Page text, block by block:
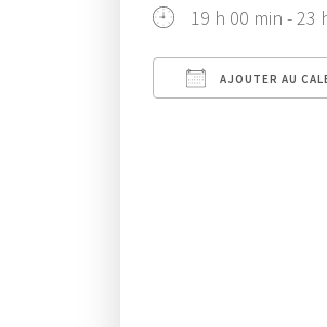
19 h 00 min - 23
AJOUTER AU